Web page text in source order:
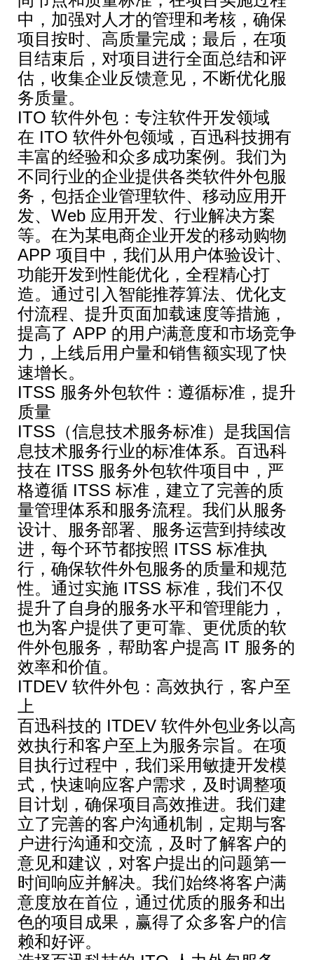
中，加强对人才的管理和考核，确保
项目按时、高质量完成；最后，在项
目结束后，对项目进行全面总结和评
估，收集企业反馈意见，不断优化服
务质量。
ITO 软件外包：专注软件开发领域
在 ITO 软件外包领域，百迅科技拥有
丰富的经验和众多成功案例。我们为
不同行业的企业提供各类软件外包服
务，包括企业管理软件、移动应用开
发、Web 应用开发、行业解决方案
等。在为某电商企业开发的移动购物
APP 项目中，我们从用户体验设计、
功能开发到性能优化，全程精心打
造。通过引入智能推荐算法、优化支
付流程、提升页面加载速度等措施，
提高了 APP 的用户满意度和市场竞争
力，上线后用户量和销售额实现了快
速增长。
ITSS 服务外包软件：遵循标准，提升
质量
ITSS（信息技术服务标准）是我国信
息技术服务行业的标准体系。百迅科
技在 ITSS 服务外包软件项目中，严
格遵循 ITSS 标准，建立了完善的质
量管理体系和服务流程。我们从服务
设计、服务部署、服务运营到持续改
进，每个环节都按照 ITSS 标准执
行，确保软件外包服务的质量和规范
性。通过实施 ITSS 标准，我们不仅
提升了自身的服务水平和管理能力，
也为客户提供了更可靠、更优质的软
件外包服务，帮助客户提高 IT 服务的
效率和价值。
ITDEV 软件外包：高效执行，客户至
上
百迅科技的 ITDEV 软件外包业务以高
效执行和客户至上为服务宗旨。在项
目执行过程中，我们采用敏捷开发模
式，快速响应客户需求，及时调整项
目计划，确保项目高效推进。我们建
立了完善的客户沟通机制，定期与客
户进行沟通和交流，及时了解客户的
意见和建议，对客户提出的问题第一
时间响应并解决。我们始终将客户满
意度放在首位，通过优质的服务和出
色的项目成果，赢得了众多客户的信
赖和好评。